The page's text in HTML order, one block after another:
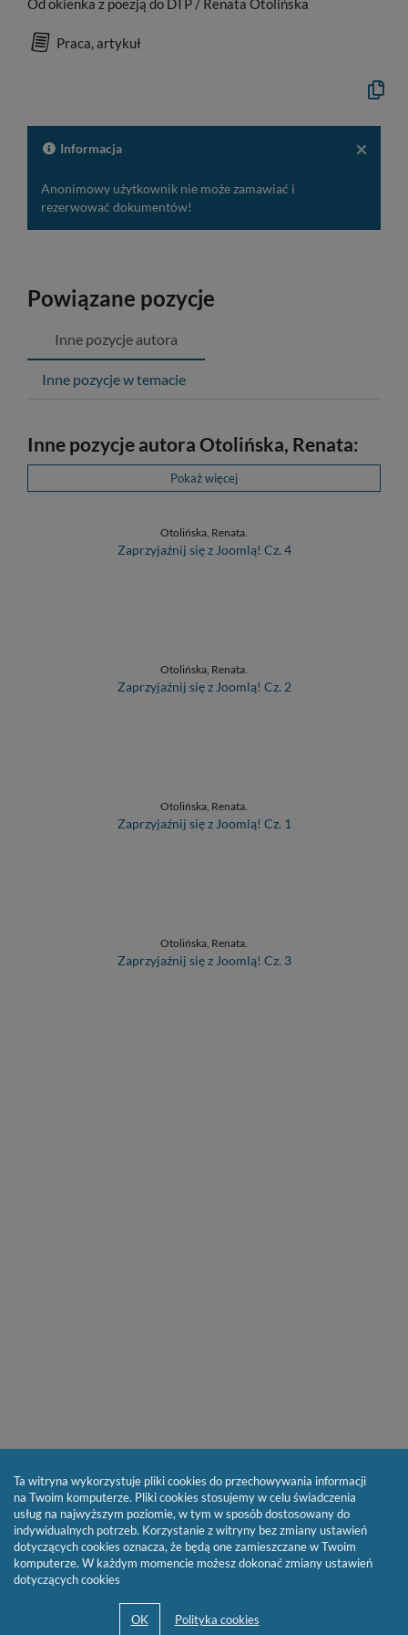
Od okienka z poezją do DTP / Renata Otolińska
Praca, artykuł
Kopiuj
do
×
Informacja
Anonimowy użytkownik nie może zamawiać i
rezerwować dokumentów!
Powiązane pozycje
Inne pozycje autora
Inne pozycje w temacie
Inne pozycje autora Otolińska, Renata:
Pokaż więcej
Otolińska, Renata.
Zaprzyjaźnij się z Joomlą! Cz. 4
Otolińska, Renata.
Zaprzyjaźnij się z Joomlą! Cz. 2
Otolińska, Renata.
Zaprzyjaźnij się z Joomlą! Cz. 1
Otolińska, Renata.
Zaprzyjaźnij się z Joomlą! Cz. 3
Ta witryna wykorzystuje pliki cookies do przechowywania informacji
na Twoim komputerze. Pliki cookies stosujemy w celu świadczenia
usług na najwyższym poziomie, w tym w sposób dostosowany do
indywidualnych potrzeb. Korzystanie z witryny bez zmiany ustawień
dotyczących cookies oznacza, że będą one zamieszczane w Twoim
komputerze. W każdym momencie możesz dokonać zmiany ustawień
dotyczących cookies